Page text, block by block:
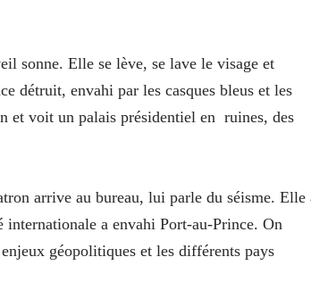
sonne. Elle se lève, se lave le visage et
détruit, envahi par les casques bleus et les
et voit un palais présidentiel en ruines, des
arrive au bureau, lui parle du séisme. Elle
a envahi Port-au-Prince. On
géopolitiques et les différents pays